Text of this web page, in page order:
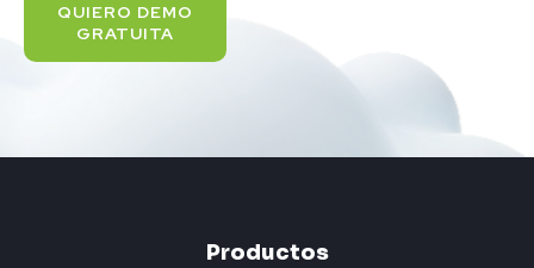
QUIERO DEMO
GRATUITA
Productos